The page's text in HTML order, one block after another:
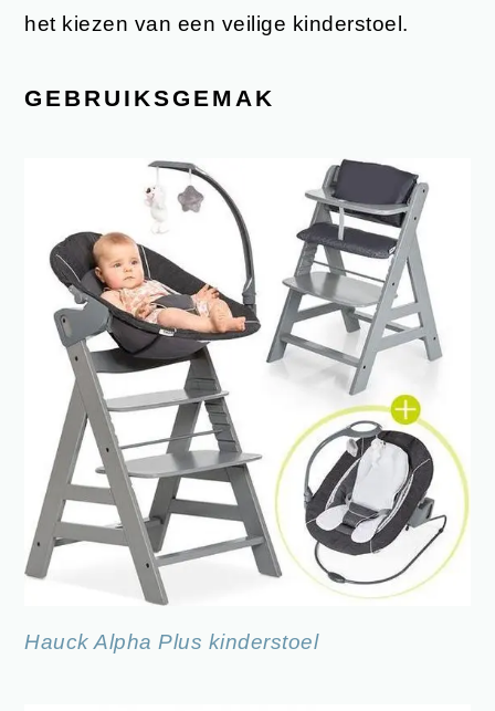
het kiezen van een veilige kinderstoel.
GEBRUIKSGEMAK
Hauck Alpha Plus kinderstoel